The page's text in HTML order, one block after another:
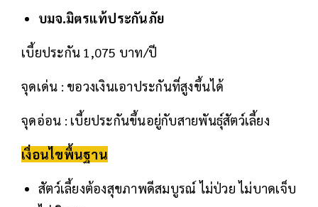
บมจ.มิตรแท้ประกันภัย
เบี้ยประกัน 1,075 บาท/ปี
จุดเด่น : ขอวงเงินเอาประกันที่สูงขึ้นได้
จุดอ่อน : เบี้ยประกันขึ้นอยู่กับสายพันธุ์สัตว์เลี้ยง
เงื่อนไขพื้นฐาน
สัตว์เลี้ยงต้องสุขภาพดีสมบูรณ์ ไม่ป่วย ไม่บาดเจ็บ